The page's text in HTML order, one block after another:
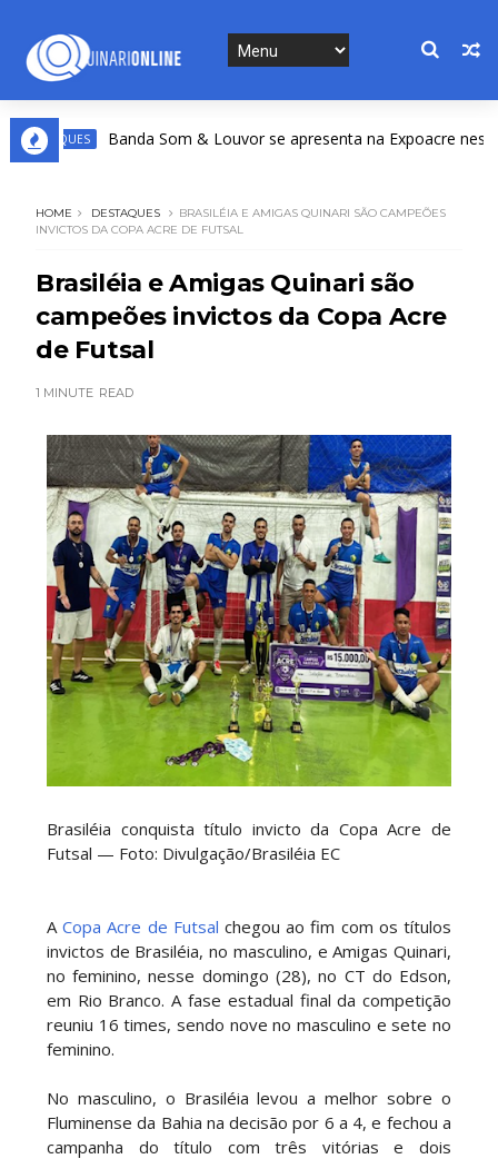
Banda Som & Louvor se apresenta na Expoacre nesta
HOME DESTAQUES
BRASILÉIA E AMIGAS QUINARI SÃO CAMPEÕES
INVICTOS DA COPA ACRE DE FUTSAL
Brasiléia e Amigas Quinari são
campeões invictos da Copa Acre
de Futsal
1 MINUTE READ
Brasiléia conquista título invicto da Copa Acre de
Futsal — Foto: Divulgação/Brasiléia EC
ACopa Acre de Futsal chegou ao fim com os títulos
invictos de Brasiléia, no masculino, e Amigas Quinari,
no feminino, nesse domingo (28), no CT do Edson,
em Rio Branco. A fase estadual final da competição
reuniu 16 times, sendo nove no masculino e sete no
feminino.
No masculino, o Brasiléia levou a melhor sobre o
Fluminense da Bahia na decisão por 6 a 4, e fechou a
campanha do título com três vitórias e dois